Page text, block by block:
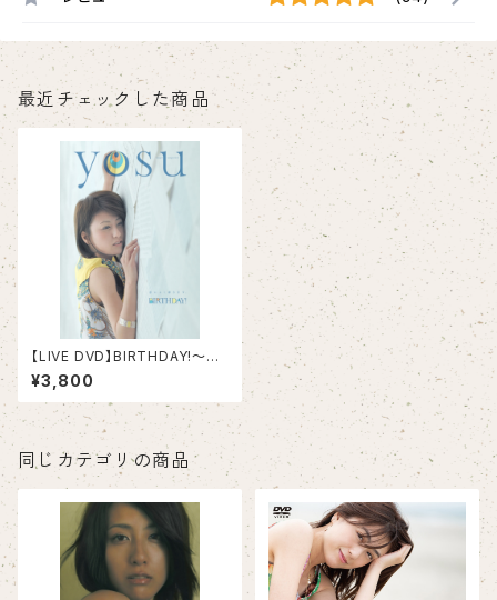
最近チェックした商品
【LIVE DVD】BIRTHDAY!〜出
逢ってくれて、ありがとう〜
¥3,800
同じカテゴリの商品